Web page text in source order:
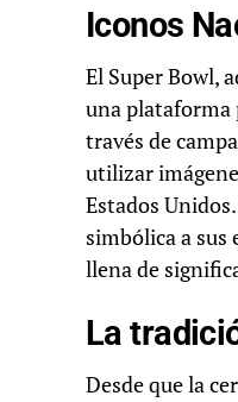
Iconos
El Super Bowl,
una plataforma
través de
utilizar
Estados
simbólica a sus
llena de
La
Desde que la